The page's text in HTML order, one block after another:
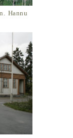
Hannu